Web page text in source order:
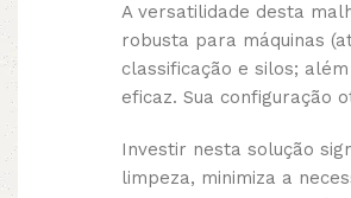
A versatilidade desta
robusta para máquinas
classificação e silos;
eficaz. Sua configuração
Investir nesta solução
limpeza, minimiza a